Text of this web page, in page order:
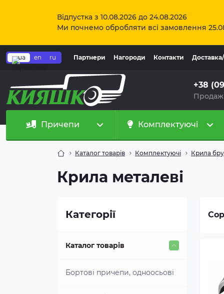
Відпустка з 10.08.2026 до 24.08.2026
Ми почнемо обробляти всі замовлення
ua en ru Партнери Нагороди Контакти
+38
Продаж
Причепи Комплектуючі
Каталог товарів Комплектуючі Крила
Крила металеві
Категорії
Каталог товарів
Бортові причепи, одноосьові